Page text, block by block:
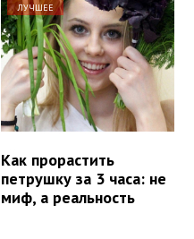
ЛУЧШЕЕ
Как прорастить
петрушку за 3 часа: не
миф, а реальность